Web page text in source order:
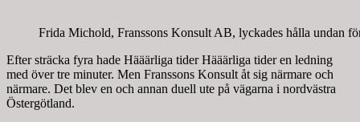
Frida Michold, Franssons Konsult AB, lyckades hålla undan
Efter sträcka fyra hade Hääärliga tider Hääärliga tider en ledning
med över tre minuter. Men Franssons Konsult åt sig närmare och
närmare. Det blev en och annan duell ute på vägarna i nordvästra
Östergötland.